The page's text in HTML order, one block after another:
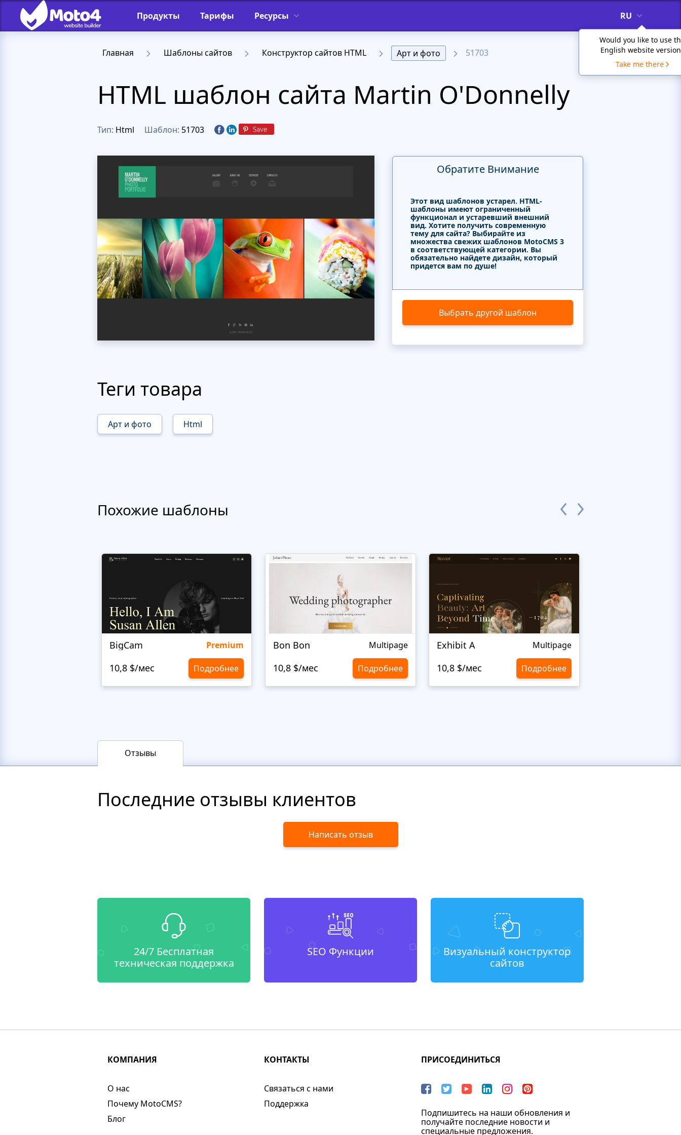
Продукты Тарифы Ресурсы RU
Would you like to use
English website
Take me there
Главная Шаблоны сайтов Конструктор сайтов HTML Арт и фото 51703
HTML шаблон сайта Martin O'Donnelly
Тип: Html Шаблон: 51703
Теги товара
Арт и фото Html
Обратите Внимание
Этот вид шаблонов устарел. HTML-
шаблоны имеют ограниченный
функционал и устаревший внешний
вид. Хотите получить современную
тему для сайта? Выбирайте из
множества свежих шаблонов MotoCMS 3
в соответствующей категории. Вы
обязательно найдете дизайн, который
придется вам по душе!
Выбрать другой шаблон
Похожие шаблоны
BigCam Premium
10,8 $/мес Подробнее
Bon Bon Multipage
10,8 $/мес Подробнее
Exhibit A Multipage
10,8 $/мес Подробнее
Отзывы
Последние отзывы клиентов
Написать отзыв
24/7 Бесплатная
техническая поддержка
SEO Функции
Визуальный конструктор
сайтов
КОМПАНИЯ
О нас​
Почему MotoCMS?
Блог
КОНТАКТЫ
Связаться с нами
Поддержка
ПРИСОЕДИНИТЬСЯ
Подпишитесь на наши обновления и
получайте последние новости и
специальные предложения.